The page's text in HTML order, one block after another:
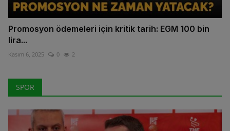
Promosyon ödemeleri için kritik tarih: EGM 100 bin
lira...
Kasım 6, 2025 0 2
SPOR